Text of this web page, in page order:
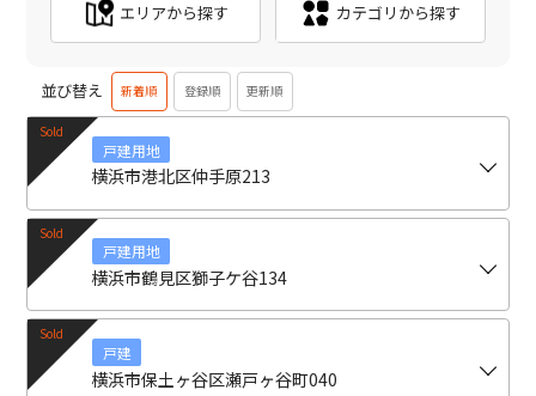
エリアから探す カテゴリから探す
並び替え 新着順 登録順 更新順
戸建用地
横浜市港北区仲手原213
戸建用地
横浜市鶴見区獅子ケ谷134
戸建
横浜市保土ヶ谷区瀬戸ヶ谷町040